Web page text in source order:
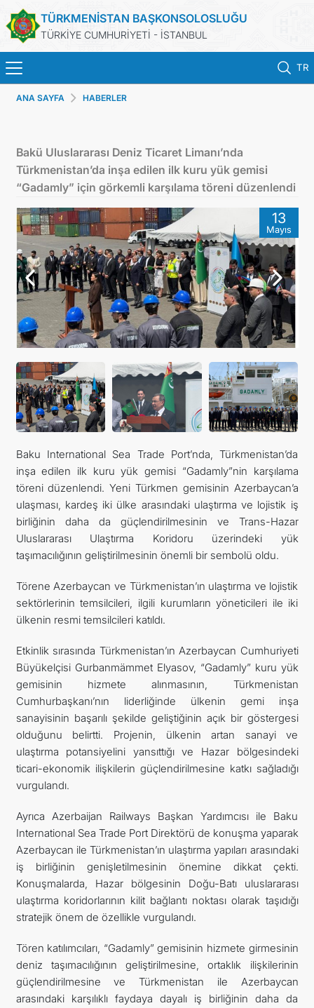
TÜRKMENİSTAN BAŞKONSOLOSLUĞU
TÜRKİYE CUMHURİYETİ - İSTANBUL
TR
TÜRKMENISTAN
KONSOLOSLUK RANDEVU SISTEMI
KONSOLOSLUK IŞLEMLERI
DB
İLETIŞIM
ANA SAYFA HABERLER
Bakü Uluslararası Deniz Ticaret Limanı’nda
Türkmenistan’da inşa edilen ilk kuru yük gemisi
“Gadamly” için görkemli karşılama töreni düzenlendi
13
Mayıs
Baku International Sea Trade Port’nda, Türkmenistan’da
inşa edilen ilk kuru yük gemisi “Gadamly”nin karşılama
töreni düzenlendi. Yeni Türkmen gemisinin Azerbaycan’a
ulaşması, kardeş iki ülke arasındaki ulaştırma ve lojistik iş
birliğinin daha da güçlendirilmesinin ve Trans-Hazar
Uluslararası Ulaştırma Koridoru üzerindeki yük
taşımacılığının geliştirilmesinin önemli bir sembolü oldu.
Törene Azerbaycan ve Türkmenistan’ın ulaştırma ve lojistik
sektörlerinin temsilcileri, ilgili kurumların yöneticileri ile iki
ülkenin resmi temsilcileri katıldı.
Etkinlik sırasında Türkmenistan’ın Azerbaycan Cumhuriyeti
Büyükelçisi Gurbanmämmet Elyasov, “Gadamly” kuru yük
gemisinin hizmete alınmasının, Türkmenistan
Cumhurbaşkanı’nın liderliğinde ülkenin gemi inşa
sanayisinin başarılı şekilde geliştiğinin açık bir göstergesi
olduğunu belirtti. Projenin, ülkenin artan sanayi ve
ulaştırma potansiyelini yansıttığı ve Hazar bölgesindeki
ticari-ekonomik ilişkilerin güçlendirilmesine katkı sağladığı
vurgulandı.
Ayrıca Azerbaijan Railways Başkan Yardımcısı ile Baku
International Sea Trade Port Direktörü de konuşma yaparak
Azerbaycan ile Türkmenistan’ın ulaştırma yapıları arasındaki
iş birliğinin genişletilmesinin önemine dikkat çekti.
Konuşmalarda, Hazar bölgesinin Doğu-Batı uluslararası
ulaştırma koridorlarının kilit bağlantı noktası olarak taşıdığı
stratejik önem de özellikle vurgulandı.
Tören katılımcıları, “Gadamly” gemisinin hizmete girmesinin
deniz taşımacılığının geliştirilmesine, ortaklık ilişkilerinin
güçlendirilmesine ve Türkmenistan ile Azerbaycan
arasındaki karşılıklı faydaya dayalı iş birliğinin daha da